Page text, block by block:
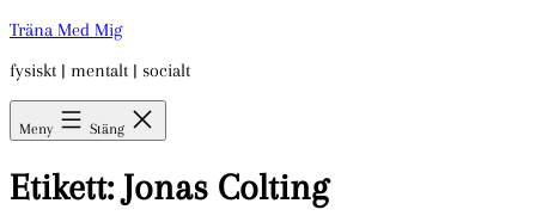
Hoppa
innehåll
Träna Med Mig
fysiskt | mentalt | socialt
Meny Stäng
Etikett:Jonas Colting